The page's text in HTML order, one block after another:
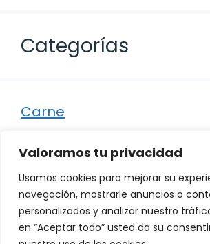
Valoramos tu privacidad
Usamos cookies para mejorar su
navegación, mostrarle anuncios o
personalizados y analizar nuestro
en “Aceptar todo” usted da su
Categorías
Carne
Otro
Pescado